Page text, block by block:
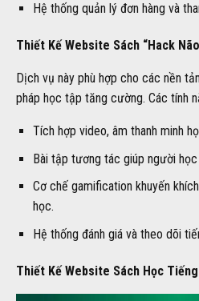
Hệ thống quản lý đơn hàng và
Thiết Kế Website Sách “Hack
Dịch vụ này phù hợp cho các nền
pháp học tập tăng cường. Các tính
Tích hợp video, âm thanh minh
Bài tập tương tác giúp người
Cơ chế gamification khuyến
học.
Hệ thống đánh giá và theo dõi
Thiết Kế Website Sách Học